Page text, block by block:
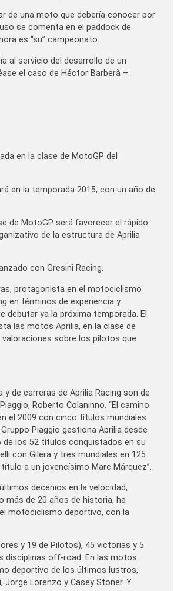
de una moto que debería conocer por
se comenta en el paddock de
es “su” campeonato.
al servicio del desarrollo de un
el caso de Héctor Barberà –.
en la clase de MotoGP del
en la temporada 2015, con un año de
de MotoGP será favorecer el rápido
de la estructura de Aprilia
con Gresini Racing.
protagonista en el motociclismo
en términos de experiencia y
debutar ya la próxima temporada. El
las motos Aprilia, en la clase de
valoraciones sobre los pilotos que
de carreras de Aprilia Racing son de
Roberto Colaninno. “El camino
el 2009 con cinco títulos mundiales
Piaggio gestiona Aprilia desde
de los 52 títulos conquistados en su
con Gilera y tres mundiales en 125
a un jovencísimo Marc Márquez”.
decenios en la velocidad,
más de 20 años de historia, ha
motociclismo deportivo, con la
y 19 de Pilotos), 45 victorias y 5
disciplinas off-road. En las motos
deportivo de los últimos lustros,
Jorge Lorenzo y Casey Stoner. Y